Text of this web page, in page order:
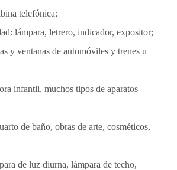
telefónica;
lámpara, letrero, indicador, expositor;
y ventanas de automóviles y trenes u
infantil, muchos tipos de aparatos
de baño, obras de arte, cosméticos,
de luz diurna, lámpara de techo,